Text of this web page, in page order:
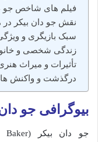
فیلم‌ های شاخص جو
نقش جو دان بیکر در
سبک بازیگری و
زندگی شخصی و
تأثیرات و میراث
درگذشت و واکنش‌
بیوگرافی جو
جو دان بیکر (Baker)